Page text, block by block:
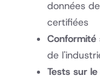
données
certifiées
Conformité
de
Tests sur